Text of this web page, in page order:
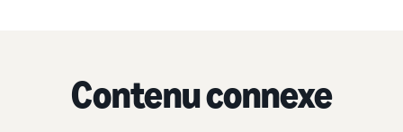
Contenu connexe